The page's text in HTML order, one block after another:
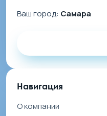
Ваш город: Самара
Навигация
О компании